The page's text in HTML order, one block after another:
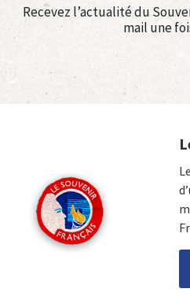
Recevez l’actualité du
mail une